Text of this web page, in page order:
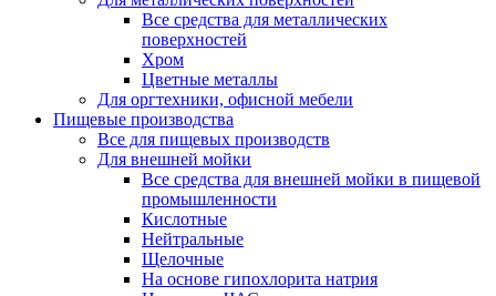
Все средства для металлических
поверхностей
Хром
Цветные металлы
Для оргтехники, офисной мебели
Пищевые производства
Все для пищевых производств
Для внешней мойки
Все средства для внешней мойки в пищевой
промышленности
Кислотные
Нейтральные
Щелочные
На основе гипохлорита натрия